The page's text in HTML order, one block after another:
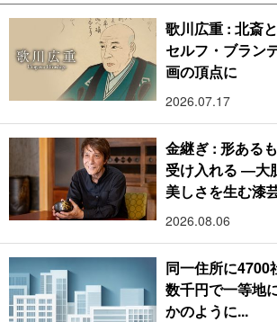
歌川広重 : 北斎
セルフ・ブラン
画の頂点に
2026.07.17
金継ぎ : 形ある
受け入れる ―大
美しさを生む漆
樹
2026.08.06
同一住所に4700
数千円で一等地
かのように...